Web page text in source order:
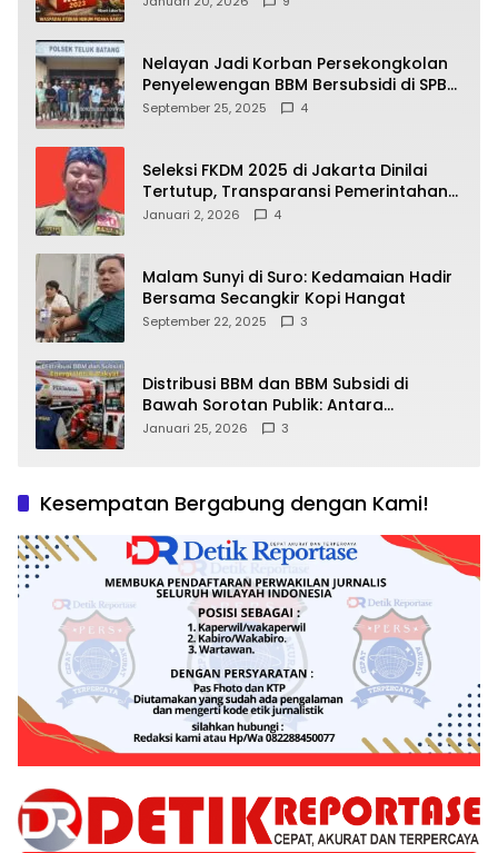
Nelayan Jadi Korban Persekongkolan
Penyelewengan BBM Bersubsidi di SPBU
64.78809 Teluk Batang
September 25, 2025 4
Seleksi FKDM 2025 di Jakarta Dinilai
Tertutup, Transparansi Pemerintahan
Pramono–Rano Dipertanyakan
Januari 2, 2026 4
Malam Sunyi di Suro: Kedamaian Hadir
Bersama Secangkir Kopi Hangat
September 22, 2025 3
Distribusi BBM dan BBM Subsidi di
Bawah Sorotan Publik: Antara
Kepentingan Negara, Hak Konsumen,
Januari 25, 2026 3
Kesempatan Bergabung dengan Kami!